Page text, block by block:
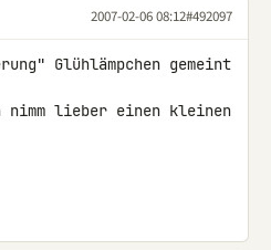
2007-02-06 08:12#492097
Glühlämpchen gemeint
nimm lieber einen kleinen